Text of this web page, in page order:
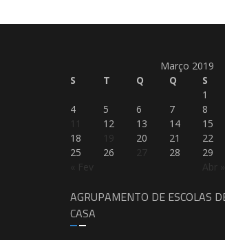
Março 2019
S
T Q Q S
« Fev Abr »
1
4
5 6 7 8
11
12 13 14 15
18
19 20 21 22
25
26 27 28 29
AGRUPAMENTO DE ESCOLAS
CASA